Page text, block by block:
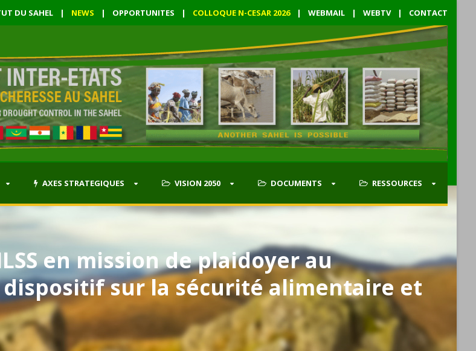
DU SAHEL | NEWS | OPPORTUNITES | COLLOQUE N-CESAR 2026 | WEBMAIL | WEBTV | CONTACT
AXES STRATEGIQUES VISION 2050 DOCUMENTS RESSOURCES
en mission de plaidoyer au
sur la sécurité alimentaire et